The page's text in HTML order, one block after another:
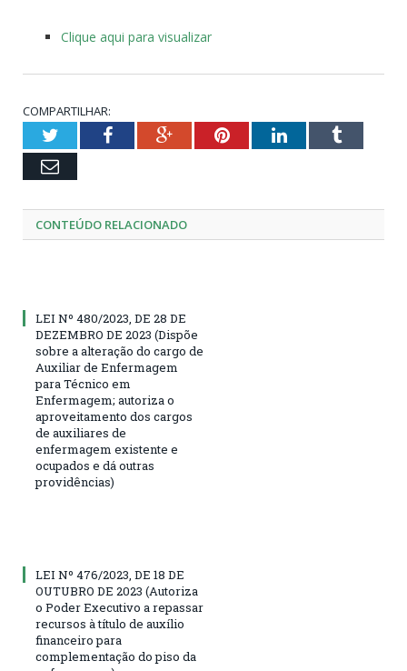
Clique aqui para visualizar
COMPARTILHAR:
TwitterFacebookGoogle+PinterestLinkedInTumblr
Email
CONTEÚDO RELACIONADO
LEI Nº 480/2023, DE 28 DE
DEZEMBRO DE 2023 (Dispõe
sobre a alteração do cargo de
Auxiliar de Enfermagem
para Técnico em
Enfermagem; autoriza o
aproveitamento dos cargos
de auxiliares de
enfermagem existente e
ocupados e dá outras
providências)
LEI Nº 476/2023, DE 18 DE
OUTUBRO DE 2023 (Autoriza
o Poder Executivo a repassar
recursos à título de auxílio
financeiro para
complementação do piso da